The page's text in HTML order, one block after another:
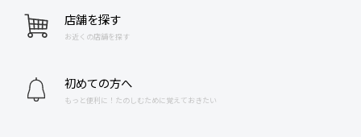
店舗を探す
お近くの店舗を探す
初めての方へ
もっと便利に！たのしむために覚えておきたい